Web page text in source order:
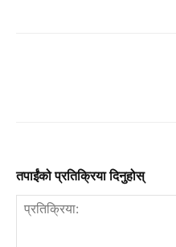
तपाईंको प्रतिक्रिया दिनुहोस्